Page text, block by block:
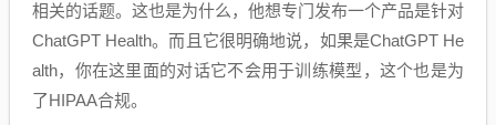
相关的话题。这也是为什么，他想专门发布一个产品是针对
ChatGPT Health。而且它很明确地说，如果是ChatGPT He
alth，你在这里面的对话它不会用于训练模型，这个也是为
了HIPAA合规。